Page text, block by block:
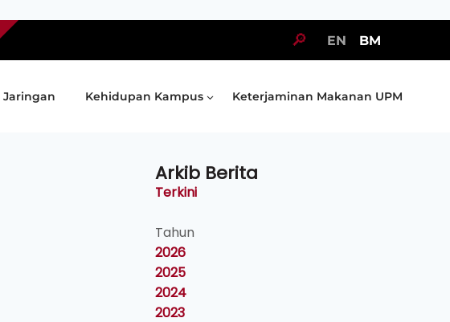
🔎 EN BM
Jaringan Kehidupan Kampus Keterjaminan Makanan UPM
Arkib Berita
Terkini
Tahun
2026
2025
2024
2023